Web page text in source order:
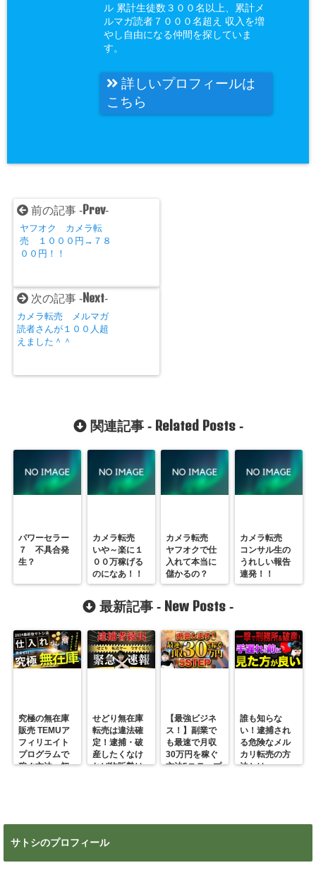
ル 累計生徒数３００名以上、累計メ
ルマガ読者７０００名超え 収入を増
やし自由になる仲間を探していま
す。
詳しいプロフィールは
こちら
前の記事 - Prev-
ヤフオク カメラ転
売 １０００円→７８
００円！！
次の記事 - Next-
カメラ転売 メルマガ
読者さんが１００人超
えました＾＾
関連記事 - Related Posts-
パワーセラー
７ 不具合発
生？
カメラ転売
いや～楽に１
００万稼げる
のになあ！！
カメラ転売
ヤフオクで仕
入れて本当に
儲かるの？
カメラ転売
コンサル生の
うれしい報告
連発！！
最新記事 - New Posts -
究極の無在庫
販売 TEMUア
フィリエイト
プログラムで
稼ぐ方法 初
せどり無在庫
転売は違法確
定！逮捕・破
産したくなけ
れば物販勢は
【最強ビジネ
ス！】副業で
も最速で月収
30万円を稼ぐ
方法5ステップ
誰も知らな
い！逮捕され
る危険なメル
カリ転売の方
法とは
サトシのプロフィール